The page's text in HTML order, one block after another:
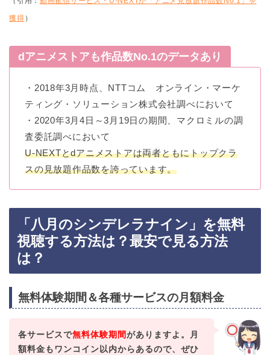
獲得 ）
dアニメストアも作品数No.1のデータあり
・2018年3月時点、NTTコム オンライン・マーケ
ティング・ソリューション株式会社調べにおいて
・2020年3月4日～3月19日の期間、マクロミルの調
査委託調べにおいて
U-NEXTとdアニメストアは両者ともにトップクラ
スの見放題作品数を誇っています。
「八月のシンデレラナイン」を無料
視聴する方法は？最安で見る方法
は？
無料体験期間＆各種サービスの月額料金
各サービスで無料体験期間がありますよ。月
額料金もワンコイン以内からあるので、ぜひ